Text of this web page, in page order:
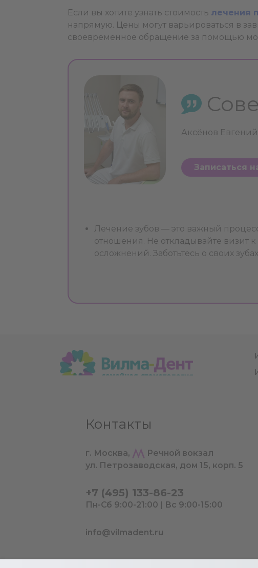
Если вы хотите узнать стоимость лечения
напрямую. Цены могут варьироваться в
своевременное обращение за помощью
Аксёнов
Записаться
Лечение зубов — это важный
отношения. Не откладывайте визит
осложнений. Заботьтесь о своих
Контакты
г. Москва,
Речной вокзал
ул. Петрозаводская, дом 15, корп. 5
+7 (495) 133-86-23
Пн-Сб 9:00-21:00 | Вс 9:00-15:00
info@vilmadent.ru
2015-2026 © ВилмаДент
Согласие на обработку персональных
данных
Пользовательское соглашение сайта